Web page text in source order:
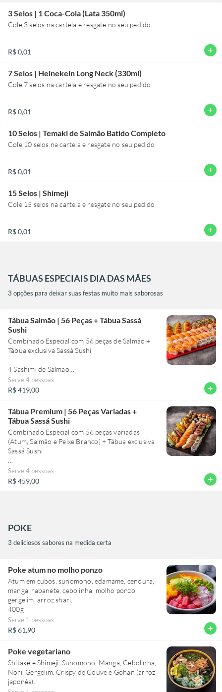
3 Selos | 1 Coca-Cola (Lata 350ml)
Cole 3 selos na cartela e resgate no seu pedido
R$ 0,01 add
7 Selos | Heinekein Long Neck (330ml)
Cole 7 selos na cartela e resgate no seu pedido
R$ 0,01 add
10 Selos | Temaki de Salmão Batido Completo
Cole 10 selos na cartela e resgate no seu pedido
R$ 0,01 add
15 Selos | Shimeji
Cole 15 selos na cartela e resgate no seu pedido
R$ 0,01 add
TÁBUAS ESPECIAIS DIA DAS MÃES
3 opções para deixar suas festas muito mais saborosas
Tábua Salmão | 56 Peças + Tábua Sassá
Sushi
Combinado Especial com 56 peças de Salmão +
Tábua exclusiva Sassá Sushi
4 Sashimi de Salmão
4 Sashimi de Salmão Maçaricado
4 Sashimi de Salmão com Azeite Trufado
de limão siciliano
8 Sushi de Salmão Maçaricado
8 Sushis de Salmão
8 Uramaki de Salmão com Cream Cheese
4 Hot Roll Flocos Salmão com Tartar
4 Dyo's de Salmão
4 Dyo's de Shimeji
Serve 4 pessoas
R$ 419,00 add
Tábua Premium | 56 Peças Variadas +
Tábua Sassá Sushi
Combinado Especial com 56 peças variadas
(Atum, Salmão e Peixe Branco) + Tábua exclusiva
Sassá Sushi
5 Sashimi de Atum
5 Sashimi Salmão
4 Barriga de Salmão com Azeite Trufado e
4 Niguiri de Salmão
2 Niguiri de Polvo
4 Uramaki Salmão com Cream Cheese
4 Hot Roll Flocos de Arroz com Tartar de Salmão
2 Dyo's de Salmão
2 Dyo's de Shimeji
Serve 4 pessoas
R$ 459,00 add
POKE
3 deliciosos sabores na medida certa
Poke atum no molho ponzo
Atum em cubos, sunomono, edamame, cenoura,
manga, rabanete, cebolinha, molho ponzo
gergelim, arroz shari.
400g
Serve 1 pessoas
R$ 61,90 add
Poke vegetariano
Shitake e Shimeji, Sunomono, Manga, Cebolinha,
Nori, Gergelim, Crispy de Couve e Gohan (arroz
japonês).